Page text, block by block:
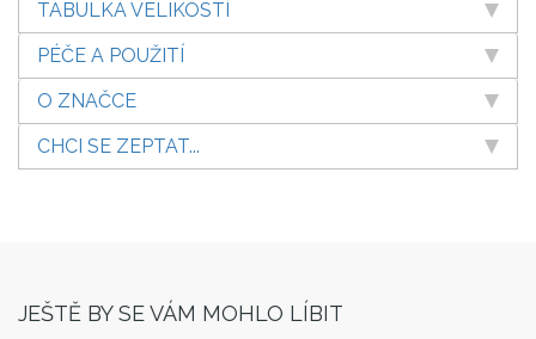
TABULKA VELIKOSTÍ
PÉČE A POUŽITÍ
O ZNAČCE
CHCI SE ZEPTAT...
JEŠTĚ BY SE VÁM MOHLO LÍBIT